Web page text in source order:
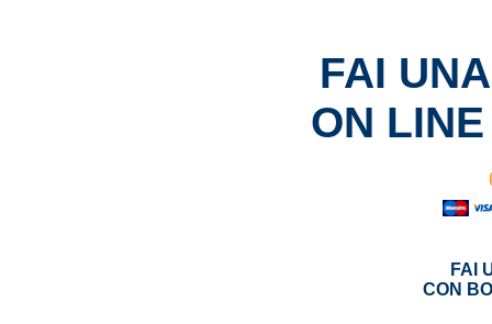
FAI
ON
FAI
CON